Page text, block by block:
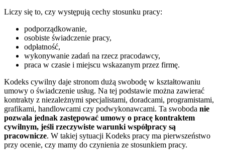
Liczy się to, czy występują cechy stosunku pracy:
podporządkowanie,
osobiste świadczenie pracy,
odpłatność,
wykonywanie zadań na rzecz pracodawcy,
praca w czasie i miejscu wskazanym przez firmę.
Kodeks cywilny daje stronom dużą swobodę w kształtowaniu
umowy o świadczenie usług. Na tej podstawie można zawierać
kontrakty z niezależnymi specjalistami, doradcami, programistami,
grafikami, handlowcami czy podwykonawcami. Ta swoboda nie
pozwala jednak zastępować umowy o pracę kontraktem
cywilnym, jeśli rzeczywiste warunki współpracy są
pracownicze. W takiej sytuacji Kodeks pracy ma pierwszeństwo
przy ocenie, czy mamy do czynienia ze stosunkiem pracy.